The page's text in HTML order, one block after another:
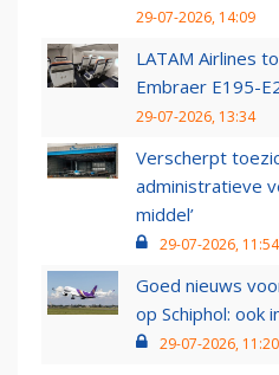
29-07-2026, 14:09
LATAM Airlines
Embraer E195-
29-07-2026, 13:34
Verscherpt
administratieve
middel’
29-07-2026, 11:54
Goed nieuws
op Schiphol: ook
29-07-2026, 11:20